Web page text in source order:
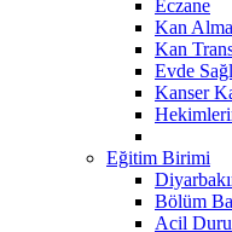
Eczane
Kan
Kan
Evde
Kanser
Eğitim Birimi
Bölüm
Acil